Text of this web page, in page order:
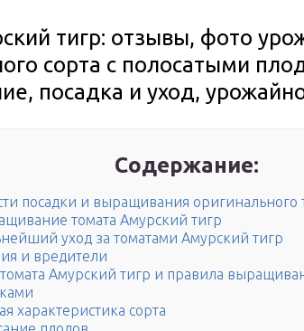
тигр: отзывы, фото
сорта с полосатыми
посадка и уход,
Содержание:
посадки и выращивания оригинального
томата Амурский тигр
уход за томатами Амурский тигр
и вредители
Амурский тигр и правила
характеристика сорта